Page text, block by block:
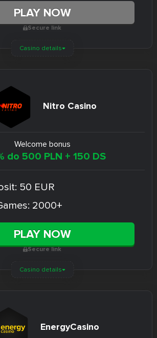
PLAY NOW
Secure link
Casino details
Nitro Casino
Welcome bonus
do 500 PLN + 150 DS
50 EUR
2000+
PLAY NOW
Secure link
Casino details
EnergyCasino